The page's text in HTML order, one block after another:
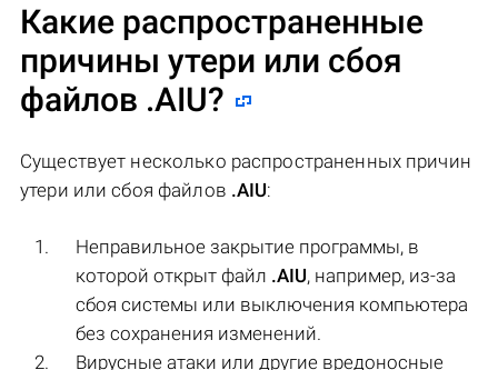
Какие распространенные
причины утери или сбоя
файлов .AIU?
Существует несколько распространенных причин
утери или сбоя файлов .AIU:
Неправильное закрытие программы, в
которой открыт файл .AIU, например, из-за
сбоя системы или выключения компьютера
без сохранения изменений.
Вирусные атаки или другие вредоносные